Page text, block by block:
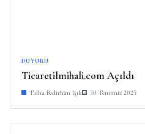
DUYURU
Ticaretilmihali.com Açıldı
Talha Bedirhan Işık 30 Temmuz 2025